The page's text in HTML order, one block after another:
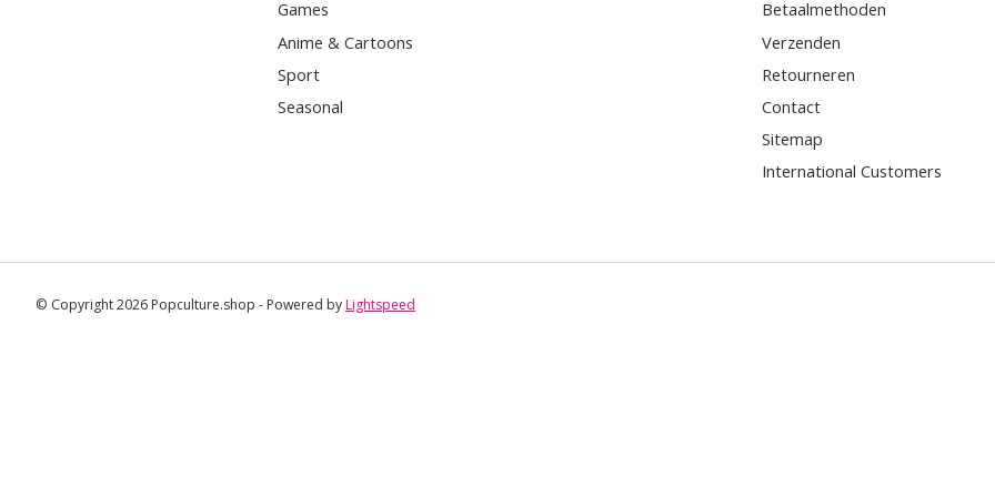
Games
Anime & Cartoons
Sport
Seasonal
Betaalmethoden
Verzenden
Retourneren
Contact
Sitemap
International Customers
© Copyright 2026 Popculture.shop - Powered byLightspeed